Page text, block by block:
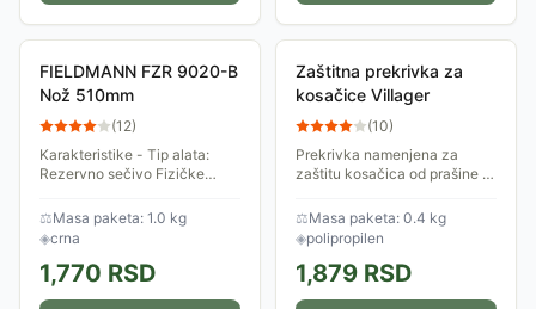
FIELDMANN FZR 9020-B
Nož 510mm
(12)
Karakteristike - Tip alata:
Rezervno sečivo Fizičke
Dimenzije: Dužina oštrice
51cm Ostalo: Kompatibilnost:
FZR 5125-B,...
⚖Masa paketa: 1.0 kg
◈crna
1,770 RSD
Zaštitna prekrivka za
kosačice Villager
(10)
Prekrivka namenjena za
zaštitu kosačica od prašine i
⚖Masa paketa: 0.4 kg
◈polipropilen
1,879 RSD